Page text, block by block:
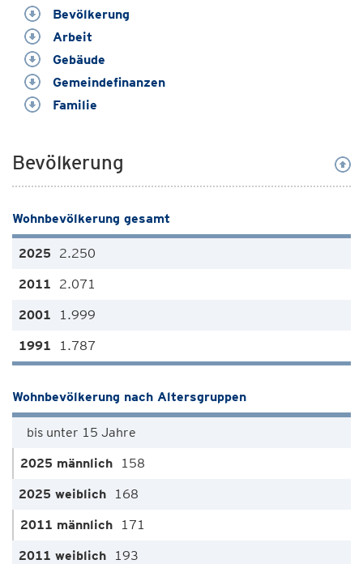
Bevölkerung
Arbeit
Gebäude
Gemeindefinanzen
Familie
Bevölkerung
Wohnbevölkerung gesamt
2.250
2.071
1.999
1.787
Wohnbevölkerung nach Altersgruppen
bis unter 15 Jahre
158
168
171
193